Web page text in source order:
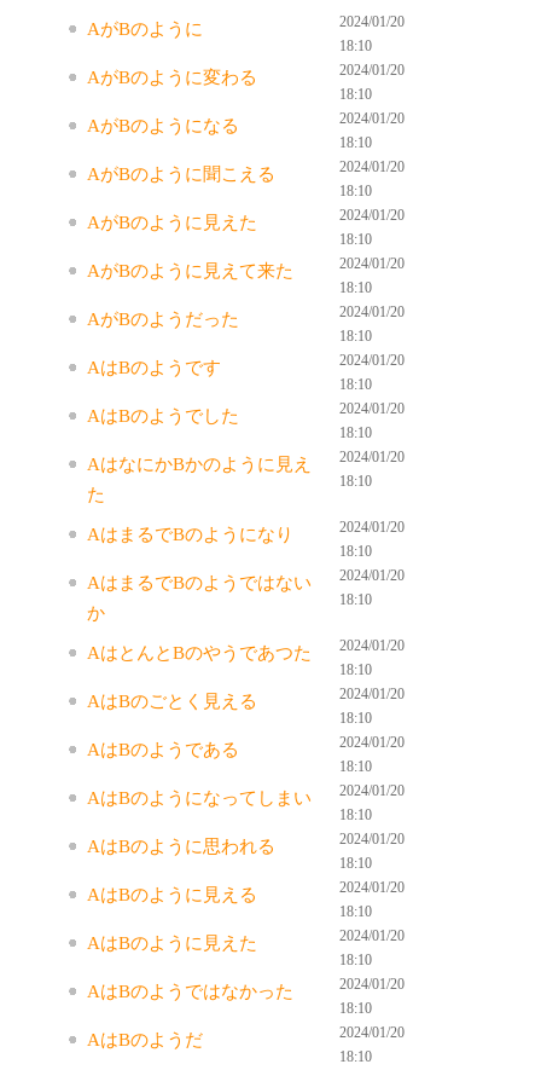
AがBのように
2024/01/20
18:10
AがBのように変わる
2024/01/20
18:10
AがBのようになる
2024/01/20
18:10
AがBのように聞こえる
2024/01/20
18:10
AがBのように見えた
2024/01/20
18:10
AがBのように見えて来た
2024/01/20
18:10
AがBのようだった
2024/01/20
18:10
AはBのようです
2024/01/20
18:10
AはBのようでした
2024/01/20
18:10
AはなにかBかのように見え
た
2024/01/20
18:10
AはまるでBのようになり
2024/01/20
18:10
AはまるでBのようではない
か
2024/01/20
18:10
AはとんとBのやうであつた
2024/01/20
18:10
AはBのごとく見える
2024/01/20
18:10
AはBのようである
2024/01/20
18:10
AはBのようになってしまい
2024/01/20
18:10
AはBのように思われる
2024/01/20
18:10
AはBのように見える
2024/01/20
18:10
AはBのように見えた
2024/01/20
18:10
AはBのようではなかった
2024/01/20
18:10
AはBのようだ
2024/01/20
18:10